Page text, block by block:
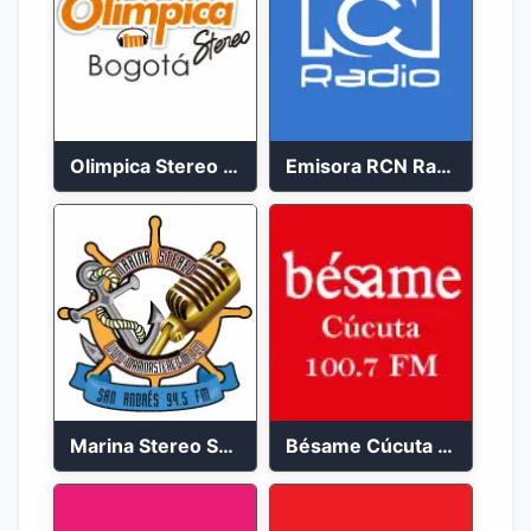
Olimpica Stereo Bogotá 105.9 FM Vibrante Emisora RCN Radio 93.9 FM Bogotá
Marina Stereo San Andres 94.5 FM Bésame Cúcuta en vivo 2023